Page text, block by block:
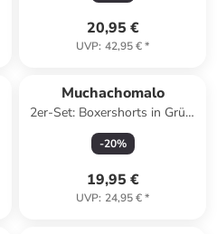
20,95 €
UVP: 42,95 €*
Muchachomalo
2er-Set: Boxershorts in Grün/
Hellbraun
-20%
19,95 €
UVP: 24,95 €*